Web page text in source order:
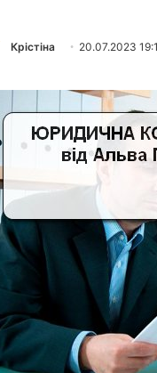
Крістіна 20.07.2023